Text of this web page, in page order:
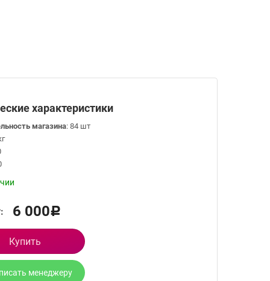
характеристики
магазина: 84 шт
6 000Р
Купить
менеджеру